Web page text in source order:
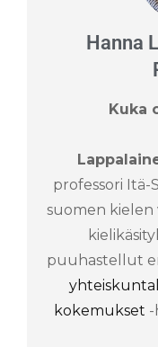
Hanna
Kuka
professori Itä-
suomen kielen
puuhastellut
kokemukset -